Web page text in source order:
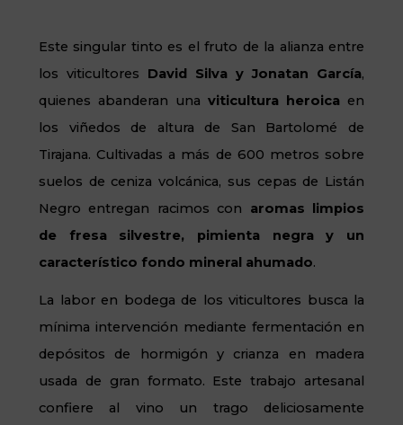
Este singular tinto es el fruto de la alianza entre
los viticultores David Silva y Jonatan García,
quienes abanderan una viticultura heroica en
los viñedos de altura de San Bartolomé de
Tirajana. Cultivadas a más de 600 metros sobre
suelos de ceniza volcánica, sus cepas de Listán
Negro entregan racimos con aromas limpios
de fresa silvestre, pimienta negra y un
característico fondo mineral ahumado.
La labor en bodega de los viticultores busca la
mínima intervención mediante fermentación en
depósitos de hormigón y crianza en madera
usada de gran formato. Este trabajo artesanal
confiere al vino un trago deliciosamente